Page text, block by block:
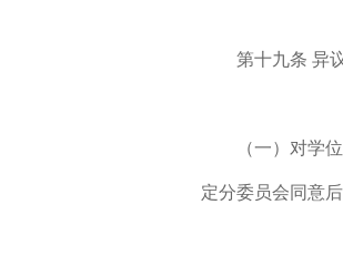
第十九条 异
（一）对学
定分委员会同意